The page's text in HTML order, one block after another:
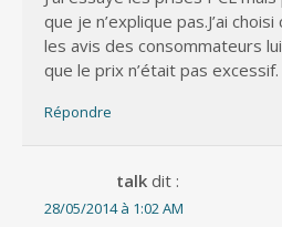
que je n’explique pas.J’ai
les avis des consommateurs
que le prix n’était pas excessif.
Répondre
talk dit :
28/05/2014 à 1:02 AM